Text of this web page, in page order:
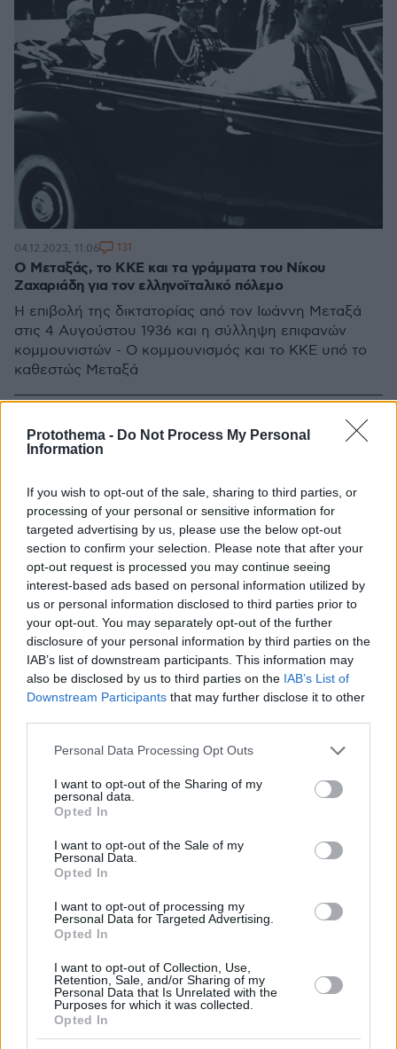
Protothema - Do Not Process My Personal
Information
If you wish to opt-out of the sale, sharing to third parties, or
processing of your personal or sensitive information for
targeted advertising by us, please use the below opt-out
section to confirm your selection. Please note that after your
opt-out request is processed you may continue seeing
interest-based ads based on personal information utilized by
us or personal information disclosed to third parties prior to
your opt-out. You may separately opt-out of the further
disclosure of your personal information by third parties on the
IAB’s list of downstream participants. This information may
also be disclosed by us to third parties on the IAB’s List of
Downstream Participants that may further disclose it to other
Please note that this website/app uses one or more Google
not limited to your visit or usage behaviour. You may click to
grant or deny consent to Google and its third-party tags to
use your data for below specified purposes in below Google
consent section.
Personal Data Processing Opt Outs
I want to opt-out of the Sharing of my
personal data.
Opted In
I want to opt-out of the Sale of my
Personal Data.
Opted In
I want to opt-out of processing my
Personal Data for Targeted Advertising.
Opted In
I want to opt-out of Collection, Use,
Retention, Sale, and/or Sharing of my
Personal Data that Is Unrelated with the
Purposes for which it was collected.
Opted In
Ο Μεταξάς, το ΚΚΕ και τα γράμματα του Νίκου
Ζαχαριάδη για τον ελληνοϊταλικό πόλεμο
Η επιβολή της δικτατορίας από τον Ιωάννη Μεταξά
στις 4 Αυγούστου 1936 και η σύλληψη επιφανών
κομμουνιστών - Ο κομμουνισμός και το ΚΚΕ υπό το
καθεστώς Μεταξά
04.12.2023, 11:06 131
Κατσιμήτρος και Δαβάκης- Η γραμμή Ελαίας-
Καλαμά- Η ελληνική αντεπίθεση- Η σφοδρή μάχη
Δημήτριος Τσίπρας που πολέμησε εκεί;
29.10.2023, 11:22 107